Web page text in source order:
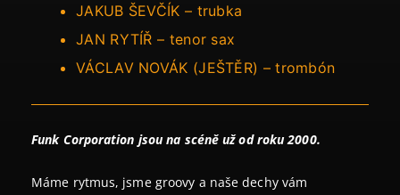
JAKUB ŠEVČÍK – trubka
JAN RYTÍŘ – tenor sax
VÁCLAV NOVÁK (JEŠTĚR) – trombón
Funk Corporation jsou na scéně už od roku 2000.
Máme rytmus, jsme groovy a naše dechy vám